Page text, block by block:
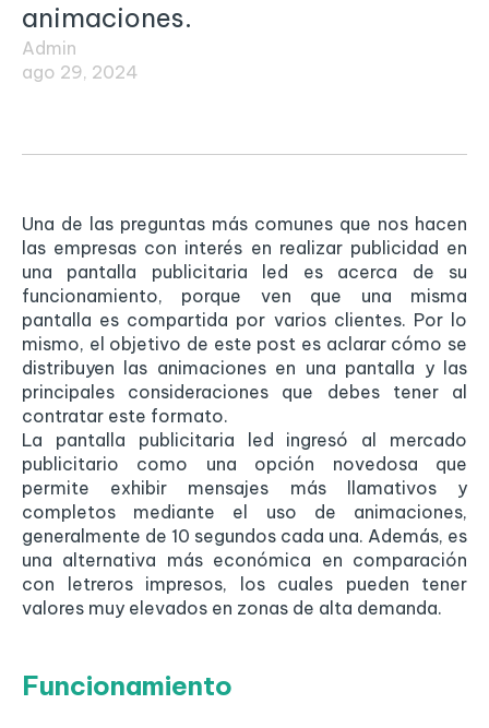
animaciones.
Admin
ago 29, 2024
Una de las preguntas más comunes que nos hacen
las empresas con interés en realizar publicidad en
una pantalla publicitaria led es acerca de su
funcionamiento, porque ven que una misma
pantalla es compartida por varios clientes. Por lo
mismo, el objetivo de este post es aclarar cómo se
distribuyen las animaciones en una pantalla y las
principales consideraciones que debes tener al
contratar este formato.
La pantalla publicitaria led ingresó al mercado
publicitario como una opción novedosa que
permite exhibir mensajes más llamativos y
completos mediante el uso de animaciones,
generalmente de 10 segundos cada una. Además, es
una alternativa más económica en comparación
con letreros impresos, los cuales pueden tener
valores muy elevados en zonas de alta demanda.
Funcionamiento